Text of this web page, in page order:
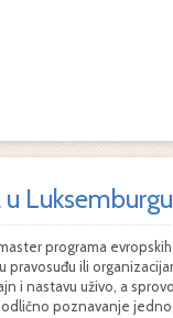
Luksemburgu
programa
ili
i nastavu uživo, a
poznavanje